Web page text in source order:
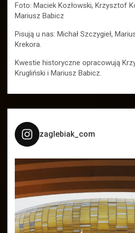
Foto: Maciek Kozłowski, Krzysztof
Mariusz Babicz
Pisują u nas: Michał Szczygieł,
Krekora.
Kwestie historyczne opracowują
Krugliński i Mariusz Babicz.
zaglebiak_com